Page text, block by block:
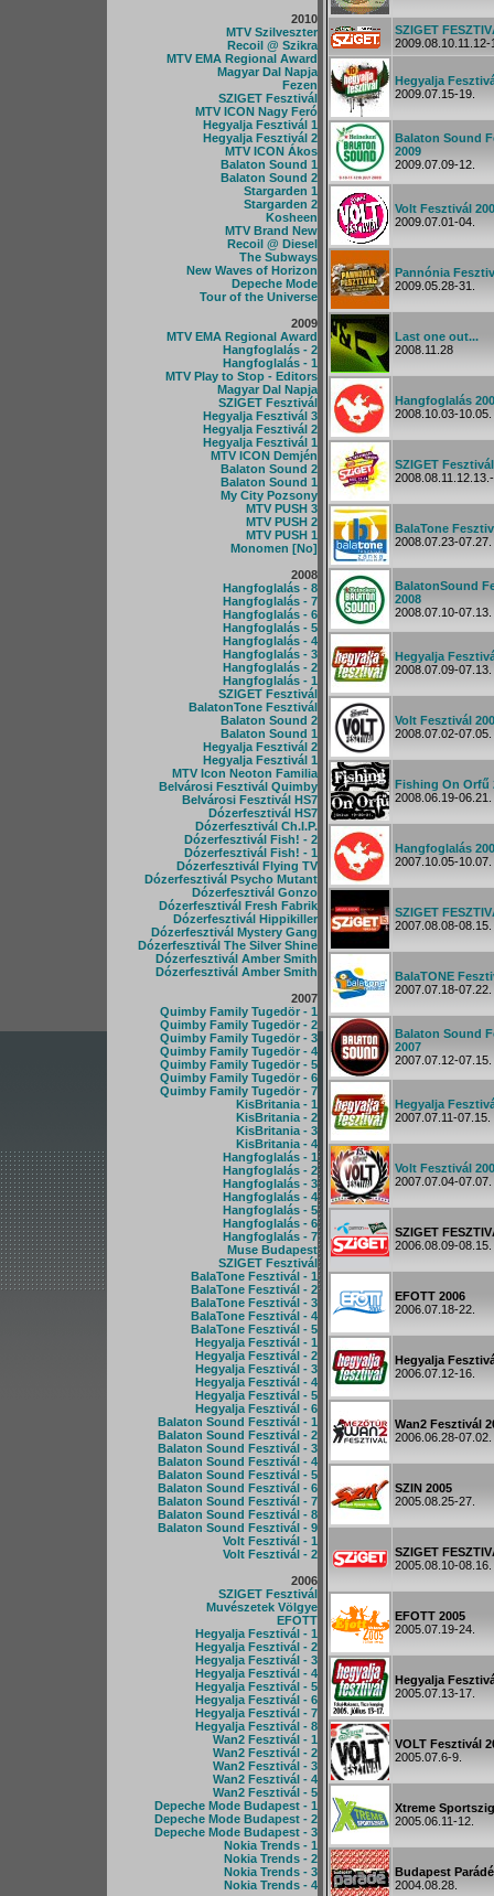
2010
MTV Szilveszter
Recoil @ Szikra
MTV EMA Regional Award
Magyar Dal Napja
Fezen
SZIGET Fesztivál
MTV ICON Nagy Feró
Hegyalja Fesztivál 1
Hegyalja Fesztivál 2
MTV ICON Ákos
Balaton Sound 1
Balaton Sound 2
Stargarden 1
Stargarden 2
Kosheen
MTV Brand New
Recoil @ Diesel
The Subways
New Waves of Horizon
Depeche Mode
Tour of the Universe
2009
MTV EMA Regional Award
Hangfoglalás - 2
Hangfoglalás - 1
MTV Play to Stop - Editors
Magyar Dal Napja
SZIGET Fesztivál
Hegyalja Fesztivál 3
Hegyalja Fesztivál 2
Hegyalja Fesztivál 1
MTV ICON Demjén
Balaton Sound 2
Balaton Sound 1
My City Pozsony
MTV PUSH 3
MTV PUSH 2
MTV PUSH 1
Monomen [No]
2008
Hangfoglalás - 8
Hangfoglalás - 7
Hangfoglalás - 6
Hangfoglalás - 5
Hangfoglalás - 4
Hangfoglalás - 3
Hangfoglalás - 2
Hangfoglalás - 1
SZIGET Fesztivál
BalatonTone Fesztivál
Balaton Sound 2
Balaton Sound 1
Hegyalja Fesztivál 2
Hegyalja Fesztivál 1
MTV Icon Neoton Familia
Belvárosi Fesztivál Quimby
Belvárosi Fesztivál HS7
Dózerfesztivál HS7
Dózerfesztivál Ch.I.P.
Dózerfesztivál Fish! - 2
Dózerfesztivál Fish! - 1
Dózerfesztivál Flying TV
Dózerfesztivál Psycho Mutant
Dózerfesztivál Gonzo
Dózerfesztivál Fresh Fabrik
Dózerfesztivál Hippikiller
Dózerfesztivál Mystery Gang
Dózerfesztivál The Silver Shine
Dózerfesztivál Amber Smith
Dózerfesztivál Amber Smith
2007
Quimby Family Tugedör - 1
Quimby Family Tugedör - 2
Quimby Family Tugedör - 3
Quimby Family Tugedör - 4
Quimby Family Tugedör - 5
Quimby Family Tugedör - 6
Quimby Family Tugedör - 7
KisBritania - 1
KisBritania - 2
KisBritania - 3
KisBritania - 4
Hangfoglalás - 1
Hangfoglalás - 2
Hangfoglalás - 3
Hangfoglalás - 4
Hangfoglalás - 5
Hangfoglalás - 6
Hangfoglalás - 7
Muse Budapest
SZIGET Fesztivál
BalaTone Fesztivál - 1
BalaTone Fesztivál - 2
BalaTone Fesztivál - 3
BalaTone Fesztivál - 4
BalaTone Fesztivál - 5
Hegyalja Fesztivál - 1
Hegyalja Fesztivál - 2
Hegyalja Fesztivál - 3
Hegyalja Fesztivál - 4
Hegyalja Fesztivál - 5
Hegyalja Fesztivál - 6
Balaton Sound Fesztivál - 1
Balaton Sound Fesztivál - 2
Balaton Sound Fesztivál - 3
Balaton Sound Fesztivál - 4
Balaton Sound Fesztivál - 5
Balaton Sound Fesztivál - 6
Balaton Sound Fesztivál - 7
Balaton Sound Fesztivál - 8
Balaton Sound Fesztivál - 9
Volt Fesztivál - 1
Volt Fesztivál - 2
2006
SZIGET Fesztivál
Muvészetek Völgye
EFOTT
Hegyalja Fesztivál - 1
Hegyalja Fesztivál - 2
Hegyalja Fesztivál - 3
Hegyalja Fesztivál - 4
Hegyalja Fesztivál - 5
Hegyalja Fesztivál - 6
Hegyalja Fesztivál - 7
Hegyalja Fesztivál - 8
Wan2 Fesztivál - 1
Wan2 Fesztivál - 2
Wan2 Fesztivál - 3
Wan2 Fesztivál - 4
Wan2 Fesztivál - 5
Depeche Mode Budapest - 1
Depeche Mode Budapest - 2
Depeche Mode Budapest - 3
Nokia Trends - 1
Nokia Trends - 2
Nokia Trends - 3
Nokia Trends - 4
SZIGET
2009.08.10.11.12-
Hegyalja
2009.07.15-19.
Balaton Sound
2009
2009.07.09-12.
Volt Fesztivál
2009.07.01-04.
Pannónia
2009.05.28-31.
Last one out...
2008.11.28
Hangfoglalás
2008.10.03-10.05.
SZIGET
BalaTone
2008.07.23-07.27.
BalatonSound
2008
2008.07.10-07.13.
Hegyalja
2008.07.09-07.13.
Volt Fesztivál
2008.07.02-07.05.
Fishing On Orfű
2008.06.19-06.21.
Hangfoglalás
2007.10.05-10.07.
SZIGET
2007.08.08-08.15.
BalaTONE
2007.07.18-07.22.
Balaton Sound
2007
2007.07.12-07.15.
Hegyalja
2007.07.11-07.15.
Volt Fesztivál
2007.07.04-07.07.
SZIGET
2006.08.09-08.15.
EFOTT 2006
2006.07.18-22.
Hegyalja
2006.07.12-16.
Wan2 Fesztivál
2006.06.28-07.02.
SZIN 2005
2005.08.25-27.
SZIGET
2005.08.10-08.16.
EFOTT 2005
2005.07.19-24.
Hegyalja
2005.07.13-17.
VOLT Fesztivál
2005.07.6-9.
Xtreme
2005.06.11-12.
Budapest Parádé
2004.08.28.